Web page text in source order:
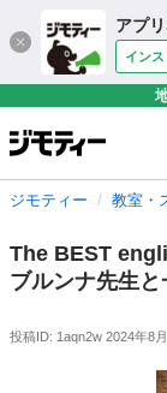
アプ
イン
ジモティー 教室・
The BEST
ブルンナ先生と
投稿ID: 1aqn2w 2024年8